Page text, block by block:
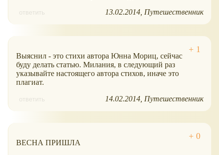
ответить 13.02.2014 Путешественник
Выяснил - это стихи автора Юнна Мориц, сейчас
буду делать статью. Милания, в следующий раз
указывайте настоящего автора стихов, иначе это
плагиат.
ответить 14.02.2014 Путешественник
ВЕСНА ПРИШЛА